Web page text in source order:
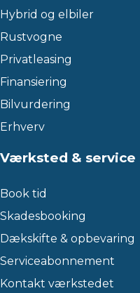
Hybrid og elbiler
Rustvogne
Privatleasing
Finansiering
Bilvurdering
Erhverv
Værksted & service
Book tid
Skadesbooking
Dækskifte & opbevaring
Serviceabonnement
Kontakt værkstedet